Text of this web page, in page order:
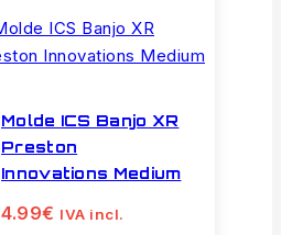
Molde ICS Banjo XR
Preston
Innovations Medium
4.99€ IVA incl.